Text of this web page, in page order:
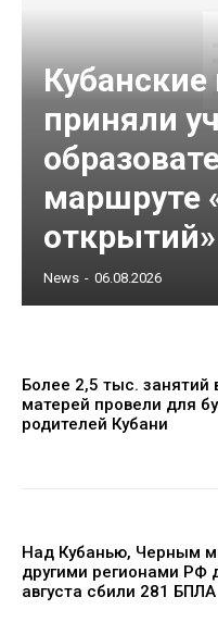
приняли
маршруте
открытий»
News - 06.08.2026
Более 2,5 тыс. занятий
матерей провели для
родителей Кубани
Над Кубанью, Черным
другими регионами РФ
августа сбили 281 БПЛА